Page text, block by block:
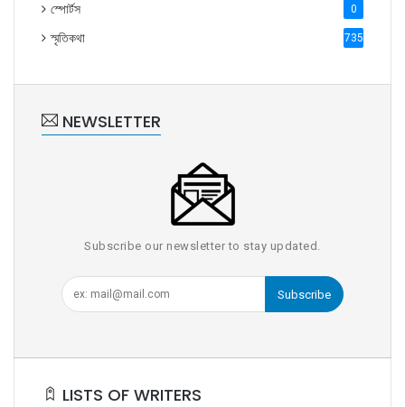
স্পোর্টস 0
স্মৃতিকথা 735
NEWSLETTER
Subscribe our newsletter to stay updated.
Subscribe
LISTS OF WRITERS